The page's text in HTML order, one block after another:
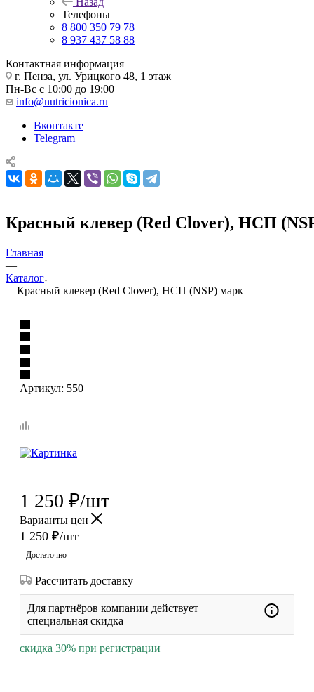
Телефоны
8 800 350 79 78
8 937 437 58 88
Контактная информация
г. Пенза, ул. Урицкого 48, 1 этаж
Пн-Вс с 10:00 до 19:00
info@nutricionica.ru
Вконтакте
Telegram
Красный клевер (Red Сlover), НСП
Главная
—
Каталог
—Красный клевер (Red Сlover), НСП (NSP) марк
Артикул: 550
1 250 ₽/шт
Варианты цен
1 250 ₽/шт
Достаточно
Рассчитать доставку
Для партнёров компании действует
специальная скидка
скидка 30% при регистрации